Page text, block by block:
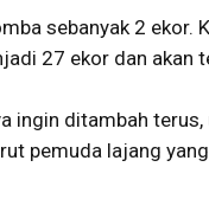
sebanyak 2 ekor.
27 ekor dan akan
ingin ditambah
pemuda lajang